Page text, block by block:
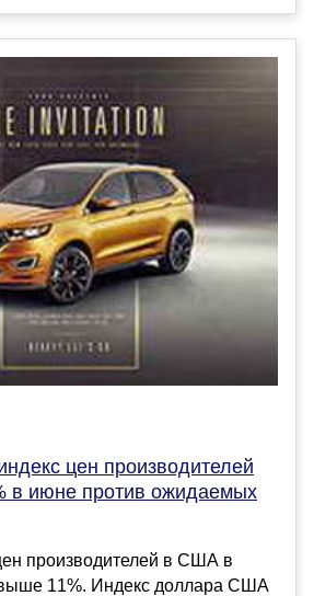
цен производителей
в июне против ожидаемых
производителей в США в
11%. Индекс доллара США